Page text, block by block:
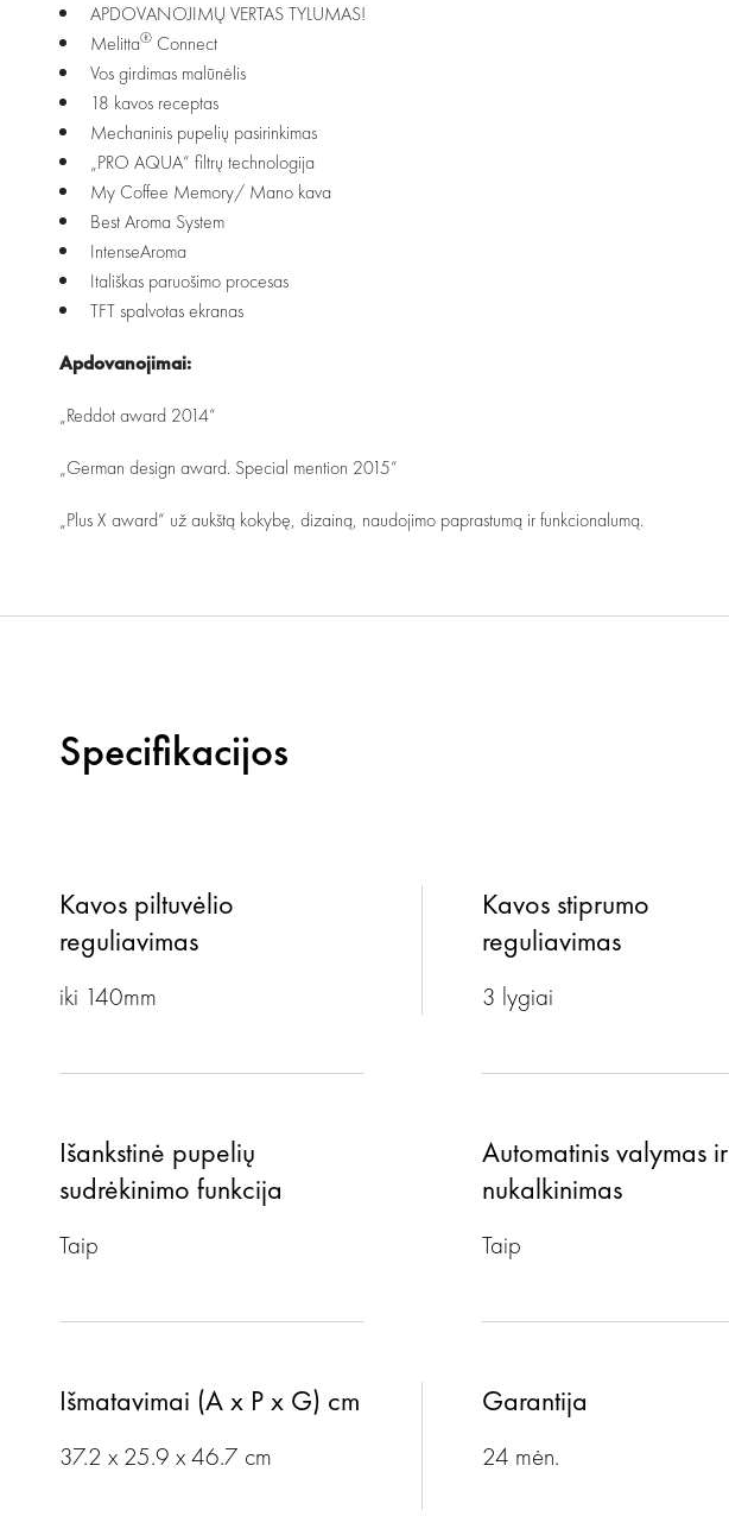
APDOVANOJIMŲ VERTAS TYLUMAS!
Melitta® Connect
Vos girdimas malūnėlis
18 kavos receptas
Mechaninis pupelių pasirinkimas
„PRO AQUA“ filtrų technologija
My Coffee Memory/ Mano kava
Best Aroma System
IntenseAroma
Itališkas paruošimo procesas
TFT spalvotas ekranas
Apdovanojimai:
„Reddot award 2014“
„German design award. Special mention 2015“
„Plus X award“ už aukštą kokybę, dizainą, naudojimo paprastumą ir funkcionalumą.
Specifikacijos
Kavos piltuvėlio
reguliavimas
iki 140mm
Kavos stiprumo
reguliavimas
3 lygiai
Išankstinė pupelių
sudrėkinimo funkcija
Taip
Automatinis valymas ir
nukalkinimas
Taip
Išmatavimai (A x P x G) cm
37.2 x 25.9 x 46.7 cm
Garantija
24 mėn.